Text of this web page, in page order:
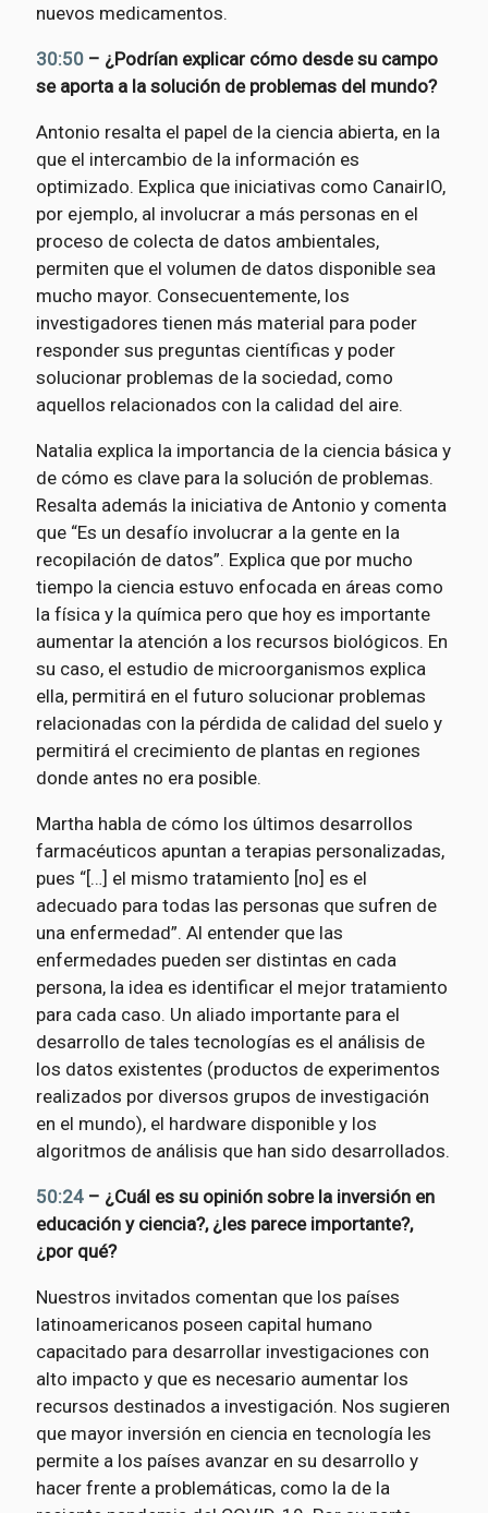
nuevos medicamentos.
30:50– ¿Podrían explicar cómo desde su campo
se aporta a la solución de problemas del mundo?
Antonio resalta el papel de la ciencia abierta, en la
que el intercambio de la información es
optimizado. Explica que iniciativas como CanairIO,
por ejemplo, al involucrar a más personas en el
proceso de colecta de datos ambientales,
permiten que el volumen de datos disponible sea
mucho mayor. Consecuentemente, los
investigadores tienen más material para poder
responder sus preguntas científicas y poder
solucionar problemas de la sociedad, como
aquellos relacionados con la calidad del aire.
Natalia explica la importancia de la ciencia básica y
de cómo es clave para la solución de problemas.
Resalta además la iniciativa de Antonio y comenta
que “Es un desafío involucrar a la gente en la
recopilación de datos”. Explica que por mucho
tiempo la ciencia estuvo enfocada en áreas como
la física y la química pero que hoy es importante
aumentar la atención a los recursos biológicos. En
su caso, el estudio de microorganismos explica
ella, permitirá en el futuro solucionar problemas
relacionadas con la pérdida de calidad del suelo y
permitirá el crecimiento de plantas en regiones
donde antes no era posible.
Martha habla de cómo los últimos desarrollos
farmacéuticos apuntan a terapias personalizadas,
pues “[…] el mismo tratamiento [no] es el
adecuado para todas las personas que sufren de
una enfermedad”. Al entender que las
enfermedades pueden ser distintas en cada
persona, la idea es identificar el mejor tratamiento
para cada caso. Un aliado importante para el
desarrollo de tales tecnologías es el análisis de
los datos existentes (productos de experimentos
realizados por diversos grupos de investigación
en el mundo), el hardware disponible y los
algoritmos de análisis que han sido desarrollados.
50:24– ¿Cuál es su opinión sobre la inversión en
educación y ciencia?, ¿les parece importante?,
¿por qué?
Nuestros invitados comentan que los países
latinoamericanos poseen capital humano
capacitado para desarrollar investigaciones con
alto impacto y que es necesario aumentar los
recursos destinados a investigación. Nos sugieren
que mayor inversión en ciencia en tecnología les
permite a los países avanzar en su desarrollo y
hacer frente a problemáticas, como la de la